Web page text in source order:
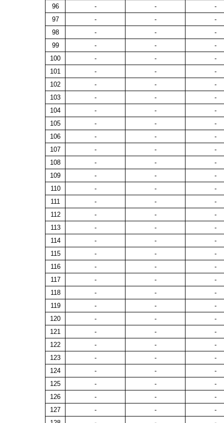
96
- -
-
97
- -
-
98
- -
-
99
- -
-
100
- -
-
101
- -
-
102
- -
-
103
- -
-
104
- -
-
105
- -
-
106
- -
-
107
- -
-
108
- -
-
109
- -
-
110
- -
-
111
- -
-
112
- -
-
113
- -
-
114
- -
-
115
- -
-
116
- -
-
117
- -
-
118
- -
-
119
- -
-
120
- -
-
121
- -
-
122
- -
-
123
- -
-
124
- -
-
125
- -
-
126
- -
-
127
- -
-